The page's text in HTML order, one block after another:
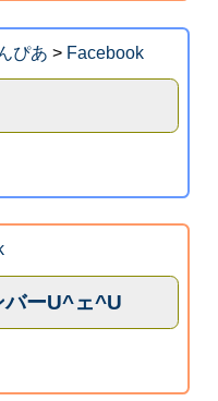
ぴあ > Facebook
バーU^ェ^U